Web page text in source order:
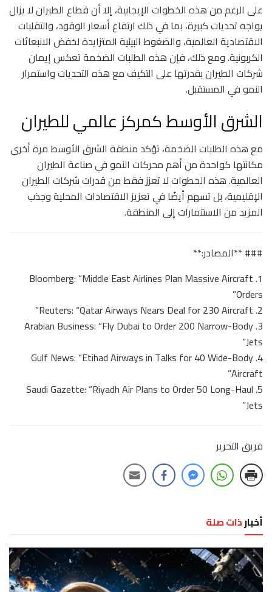
على الرغم من هذه الخطوات الإيجابية، إلا أن قطاع الطيران لا يزال
يواجه تحديات كبيرة، بما في ذلك ارتفاع أسعار الوقود، والتقلبات
الاقتصادية العالمية، والضغوط البيئية المتزايدة لخفض الانبعاثات
الكربونية. ومع ذلك، فإن هذه الطلبات الضخمة تعكس إيمان
شركات الطيران بقدرتها على التكيف مع هذه التحديات واستمرار
النمو في المستقبل.
الشرق الأوسط كمركز عالمي للطيران
مع هذه الطلبات الضخمة، تؤكد منطقة الشرق الأوسط مرة أخرى
مكانتها كواحدة من أهم محركات النمو في صناعة الطيران
العالمية. هذه الخطوات لا تعزز فقط من قدرات شركات الطيران
الإقليمية، بل تسهم أيضًا في تعزيز الاقتصادات المحلية وجذب
المزيد من الاستثمارات إلى المنطقة.
### **المصادر:**
1. Bloomberg: “Middle East Airlines Plan Massive Aircraft
Orders”
2. Reuters: “Qatar Airways Nears Deal for 230 Aircraft”
3. Arabian Business: “Fly Dubai to Order 200 Narrow-Body
Jets”
4. Gulf News: “Etihad Airways in Talks for 40 Wide-Body
Aircraft”
5. Saudi Gazette: “Riyadh Air Plans to Order 50 Long-Haul
Jets”
فريق التحرير
أخبارذات صلة